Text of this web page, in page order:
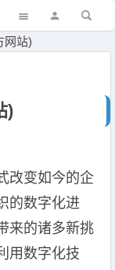
网站)
)
改变如今的企
的数字化进
来的诸多新挑
用数字化技